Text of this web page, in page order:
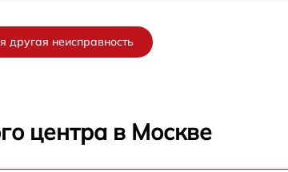
другая неисправность
центра в Москве